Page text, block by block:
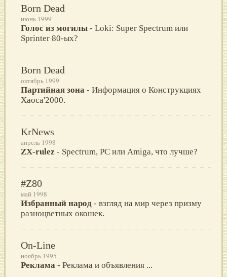
Born Dead
июнь 1999
Голос из могилы - Loki: Super Spectrum или
Sprinter 80-ых?
Born Dead
октябрь 1999
Партийная зона - Информация о Конструкциях
Хаоса'2000.
KrNews
апрель 1998
ZX-rulez - Spectrum, PC или Amiga, что лучше?
#Z80
май 1998
Избранный народ - взгляд на мир через призму
разноцветных окошек.
On-Line
ноябрь 1995
Реклама - Реклама и объявления ...